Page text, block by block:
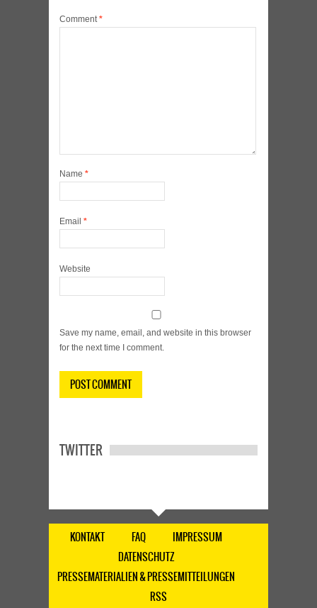
Comment*
Name *
Email *
Website
Save my name, email, and website in this browser
for the next time I comment.
TWITTER
KONTAKT FAQ
IMPRESSUM
DATENSCHUTZ
PRESSEMATERIALIEN & PRESSEMITTEILUNGEN
RSS